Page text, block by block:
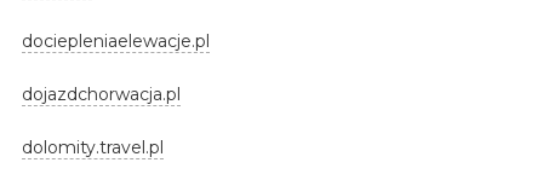
dociepleniaelewacje.pl
dojazdchorwacja.pl
dolomity.travel.pl